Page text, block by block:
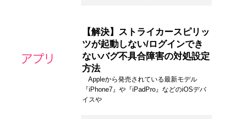
【解決】ストライカースピリッ
ツが起動しない/ログインでき
ないバグ不具合障害の対処設定
方法
Appleから発売されている最新モデル
『iPhone7』や『iPadPro』などのiOSデバ
イスや